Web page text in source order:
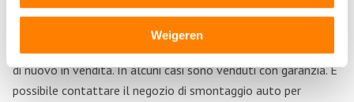
Weigeren
per loro. Poi scegliere parti di auto usate. I dipendenti della
società di demolizione auto smontare parti utilizzabili da
auto vecchie e rotte. Queste parti sono controllate e offerte
di nuovo in vendita. In alcuni casi sono venduti con garanzia. È
possibile contattare il negozio di smontaggio auto per